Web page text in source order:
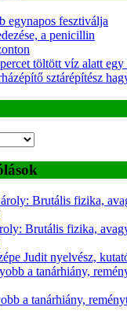
egynapos fesztiválja
a penicillin
töltött víz alatt egy
sztárépítész
Brutális fizika,
Brutális fizika,
Judit nyelvész,
a tanárhiány,
a tanárhiány,